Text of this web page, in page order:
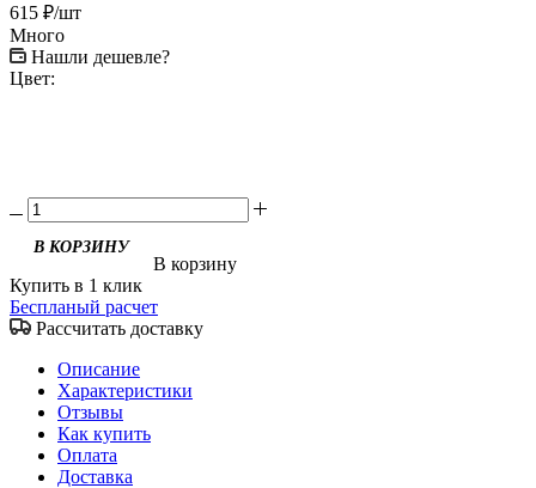
615 ₽/шт
Много
Нашли дешевле?
Цвет:
В корзину
Купить в 1 клик
Беспланый расчет
Рассчитать доставку
Описание
Характеристики
Отзывы
Как купить
Оплата
Доставка